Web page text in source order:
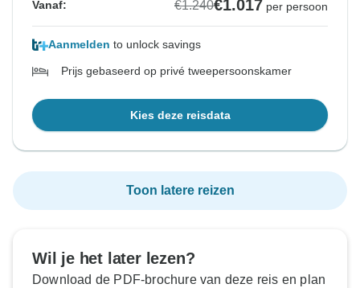
Vanaf: €1.240€1.017 per persoon
Aanmelden to unlock savings
Prijs gebaseerd op privé tweepersoonskamer
Kies deze reisdata
Toon latere reizen
Wil je het later lezen?
Download de PDF-brochure van deze reis en plan